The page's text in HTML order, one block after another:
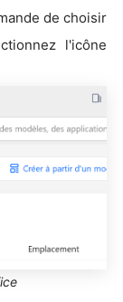
de choisir
l'icône